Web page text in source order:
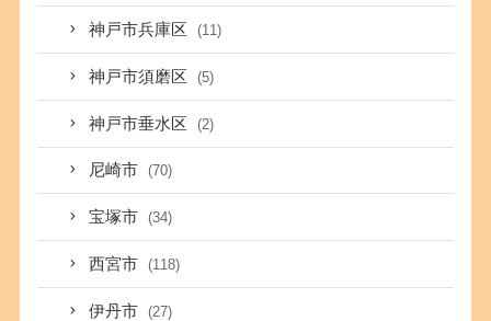
神戸市兵庫区 (11)
神戸市須磨区 (5)
神戸市垂水区 (2)
尼崎市 (70)
宝塚市 (34)
西宮市 (118)
伊丹市 (27)